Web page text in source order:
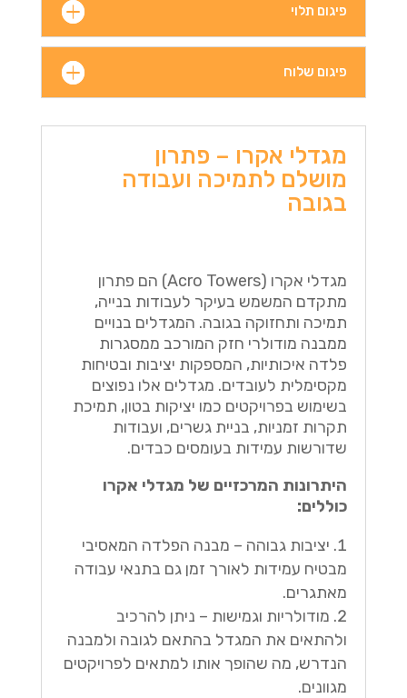
פיגום תלוי
פיגום שלוח
מגדלי אקרו – פתרון
מושלם לתמיכה ועבודה
בגובה
מגדלי אקרו (Acro Towers) הם פתרון
מתקדם המשמש בעיקר לעבודות בנייה,
תמיכה ותחזוקה בגובה. המגדלים בנויים
ממבנה מודולרי חזק המורכב ממסגרות
פלדה איכותיות, המספקות יציבות ובטיחות
מקסימלית לעובדים. מגדלים אלו נפוצים
בשימוש בפרויקטים כמו יציקות בטון, תמיכת
תקרות זמניות, בניית גשרים, ועבודות
שדורשות עמידות בעומסים כבדים.
היתרונות המרכזיים של מגדלי אקרו
כוללים:
יציבות גבוהה – מבנה הפלדה המאסיבי
מבטיח עמידות לאורך זמן גם בתנאי עבודה
מאתגרים.
מודולריות וגמישות – ניתן להרכיב
ולהתאים את המגדל בהתאם לגובה ולמבנה
הנדרש, מה שהופך אותו למתאים לפרויקטים
מגוונים.